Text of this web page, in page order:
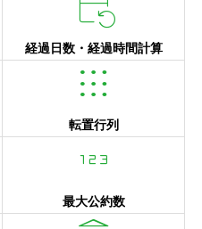
経過日数・経過時間計算
apps
転置行列
123
最大公約数